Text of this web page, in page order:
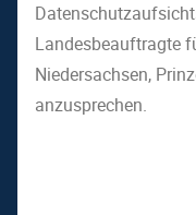
Landesbeauftragte
Niedersachsen,
anzusprechen.